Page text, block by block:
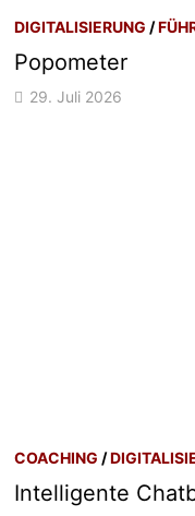
DIGITALISIERUNG /
Popometer
29. Juli 2026
COACHING /
Intelligente